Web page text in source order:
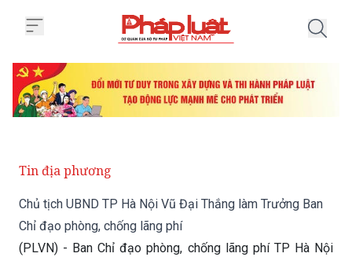
Tin địa phương
Chủ tịch UBND TP Hà Nội Vũ Đại Thắng làm Trưởng Ban
Chỉ đạo phòng, chống lãng phí
(PLVN) - Ban Chỉ đạo phòng, chống lãng phí TP Hà Nội